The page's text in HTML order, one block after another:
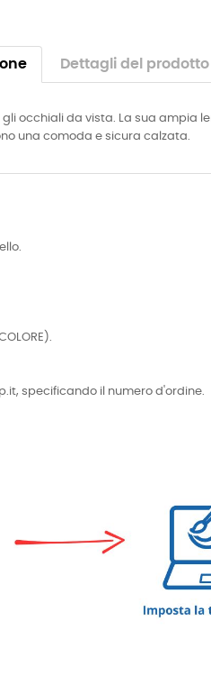
Dettagli del prodotto
occhiali da vista. La sua
una comoda e sicura calzata.
specificando il numero d'ordine.